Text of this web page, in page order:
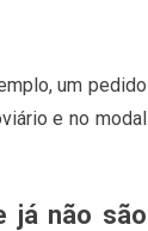
um pedido
e no modal
já não são